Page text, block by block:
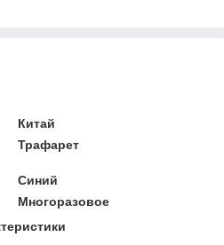
Китай
Трафарет
Синий
Многоразовое